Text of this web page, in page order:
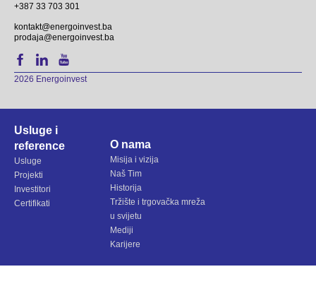
+387 33 703 301
kontakt@energoinvest.ba
prodaja@energoinvest.ba
2026 Energoinvest
Usluge i
reference
Usluge
Projekti
Investitori
Certifikati
O nama
Misija i vizija
Naš Tim
Historija
Tržište i trgovačka mreža
u svijetu
Mediji
Karijere